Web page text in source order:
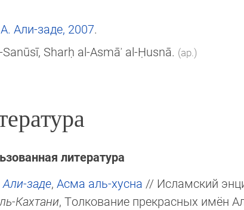
Али-заде, 2007.
Sanūsī, Sharḥ al-Asmāʾ al-Ḥusnā. (ар.)
литература
заде, Асма аль-хусна // Исламский
Кахтани, Толкование прекрасных имён